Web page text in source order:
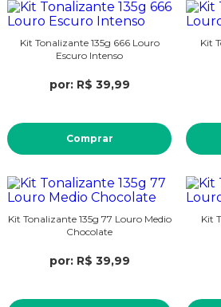
Kit Tonalizante 135g 666 Louro
Escuro Intenso
por: R$ 39,99
Comprar
Kit
Kit Tonalizante 135g 77 Louro Medio
Chocolate
por: R$ 39,99
Kit